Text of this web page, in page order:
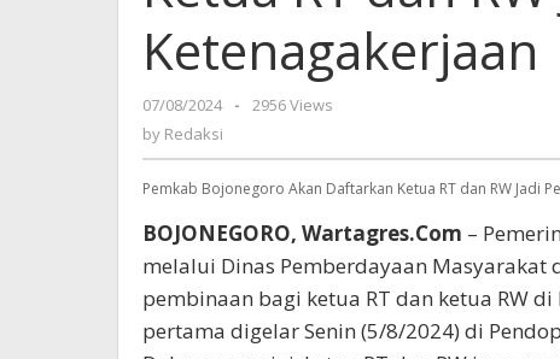
Jadi
Peserta
Ketenagakerjaan
07/08/2024
by
-
2956 Views
by Redaksi
Pemkab Bojonegoro Akan Daftarkan Ketua RT dan RW Jadi
BOJONEGORO, Wartagres.Com –
melalui Dinas Pemberdayaan Masyarakat
pembinaan bagi ketua RT dan ketua RW
pertama digelar Senin (5/8/2024) di